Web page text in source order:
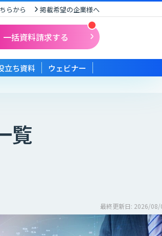
らから 掲載希望の企業様へ
一括資料請求する
立ち資料 ウェビナー
覧
最終更新日: 2026/08/